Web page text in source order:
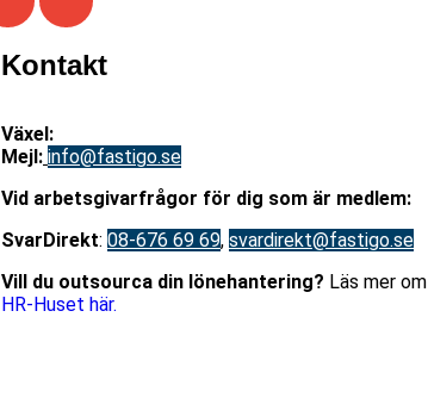
Kontakt
Växel:
Mejl: info@fastigo.se
Vid arbetsgivarfrågor för dig som är medlem:
SvarDirekt: 08-676 69 69, svardirekt@fastigo.se
Vill du outsourca din lönehantering? Läs mer om
HR-Huset här.